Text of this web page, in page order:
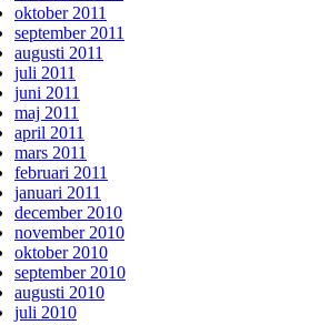
oktober 2011
september 2011
augusti 2011
juli 2011
juni 2011
maj 2011
april 2011
mars 2011
februari 2011
januari 2011
december 2010
november 2010
oktober 2010
september 2010
augusti 2010
juli 2010